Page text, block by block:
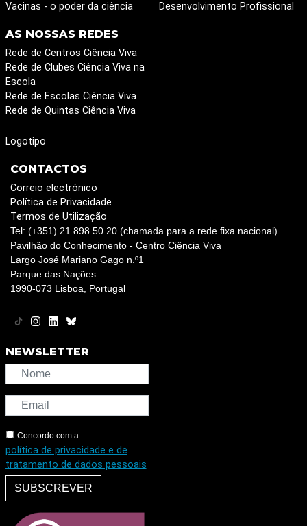
Vacinas - o poder da ciência
Desenvolvimento Profissional
AS NOSSAS REDES
Rede de Centros Ciência Viva
Rede de Clubes Ciência Viva na
Escola
Rede de Escolas Ciência Viva
Rede de Quintas Ciência Viva
Logotipo
CONTACTOS
Correio electrónico
Política de Privacidade
Termos de Utilização
Tel: (+351) 21 898 50 20 (chamada para a rede fixa nacional)
Pavilhão do Conhecimento - Centro Ciência Viva
Largo José Mariano Gago n.º1
Parque das Nações
1990-073 Lisboa, Portugal
NEWSLETTER
Concordo com a
política de privacidade e de
tratamento de dados pessoais
SUBSCREVER